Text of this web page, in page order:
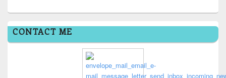
CONTACT ME